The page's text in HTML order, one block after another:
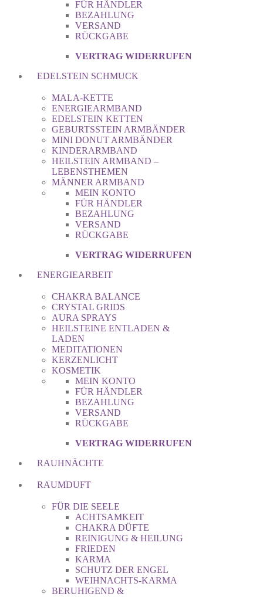
FÜR HÄNDLER
BEZAHLUNG
VERSAND
RÜCKGABE
VERTRAG WIDERRUFEN
EDELSTEIN SCHMUCK
MALA-KETTE
ENERGIEARMBAND
EDELSTEIN KETTEN
GEBURTSSTEIN ARMBÄNDER
MINI DONUT ARMBÄNDER
KINDERARMBAND
HEILSTEIN ARMBAND –
LEBENSTHEMEN
MÄNNER ARMBAND
MEIN KONTO
FÜR HÄNDLER
BEZAHLUNG
VERSAND
RÜCKGABE
VERTRAG WIDERRUFEN
ENERGIEARBEIT
CHAKRA BALANCE
CRYSTAL GRIDS
AURA SPRAYS
HEILSTEINE ENTLADEN &
LADEN
MEDITATIONEN
KERZENLICHT
KOSMETIK
MEIN KONTO
FÜR HÄNDLER
BEZAHLUNG
VERSAND
RÜCKGABE
VERTRAG WIDERRUFEN
RAUHNÄCHTE
RAUMDUFT
FÜR DIE SEELE
ACHTSAMKEIT
CHAKRA DÜFTE
REINIGUNG & HEILUNG
FRIEDEN
KARMA
SCHUTZ DER ENGEL
WEIHNACHTS-KARMA
BERUHIGEND &